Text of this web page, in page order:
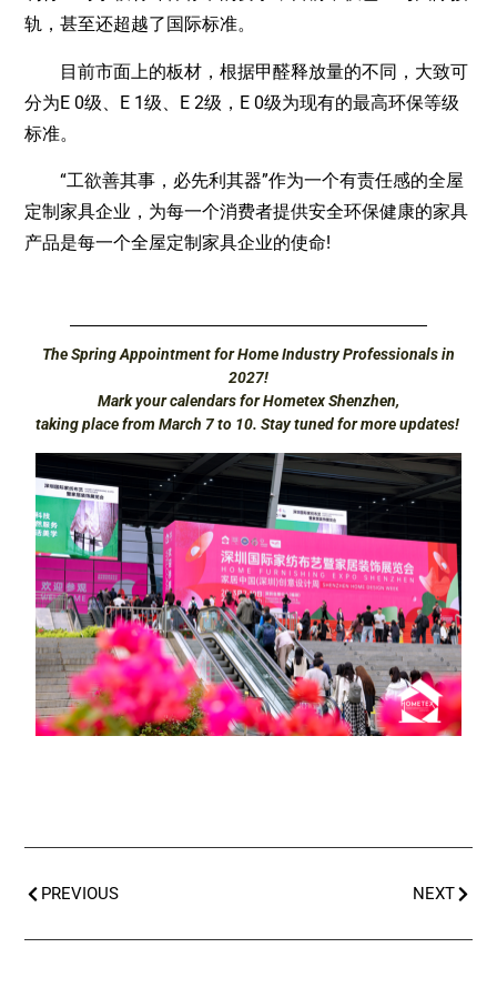
轨，甚至还超越了国际标准。
目前市面上的板材，根据甲醛释放量的不同，大致可
分为E 0级、E 1级、E 2级，E 0级为现有的最高环保等级
标准。
“工欲善其事，必先利其器”作为一个有责任感的全屋
定制家具企业，为每一个消费者提供安全环保健康的家具
产品是每一个全屋定制家具企业的使命!
The Spring Appointment for Home Industry Professionals in
2027!
Mark your calendars for Hometex Shenzhen,
taking place from March 7 to 10. Stay tuned for more updates!
PREVIOUS NEXT